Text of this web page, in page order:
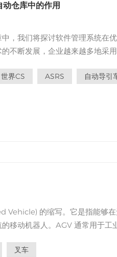
仓库中的作用
，我们将探讨软件管理系统在
不断发展，企业越来越多地采
面起着至关重要的作用。让我们
世界CS ASRS
自动导引
Vehicle) 的缩写。它是指能够
移动机器人。AGV 通常用于工业
这类 AGV 配备牵引装置，用于
叉车